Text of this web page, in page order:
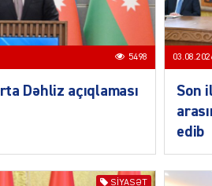
SIYASƏT
5498
Dəhliz açıqlaması
Son
edib
SIYASƏT